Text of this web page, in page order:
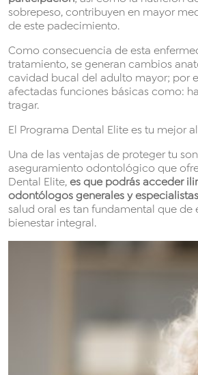
sobrepeso, contribuyen en mayor
de este padecimiento.
Como consecuencia de esta
tratamiento, se generan cambios
cavidad bucal del adulto mayor; por
afectadas funciones básicas como:
tragar.
El Programa Dental Elite es tu mejor
Una de las ventajas de proteger tu
aseguramiento odontológico que
Dental Elite,es que podrás acceder
odontólogos generales y especialistas
salud oral es tan fundamental que de
bienestar integral.